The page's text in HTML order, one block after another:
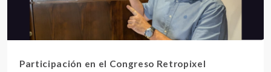
Participación en el Congreso Retropixel